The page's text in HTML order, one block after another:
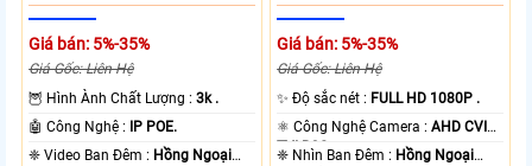
Giá bán: 5%-35%
Giá Gốc: Liên Hệ
🦉 Hình Ành Chất Lượng :3k .
🤖️ Công Nghệ :
IP POE.
❈ Video Ban Đêm : Hồng Ngoại
Giá bán: 5%-35%
Giá Gốc: Liên Hệ
✨ Độ sắc nét : FULL HD 1080P .
⚛️ Công Nghệ Camera :AHD CVI
TVI BCS.
❈ Nhìn Ban Đêm : Hồng Ngoại